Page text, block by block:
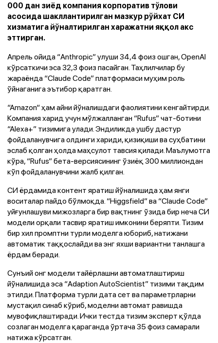
000 дан зиёд компания корпоратив тўлови
асосида шакллантирилган мазкур рўйхат СИ
хизматига йўналтирилган харажатни яққол акс
эттирган.
Апрель ойида “Anthropic” улуши 34,4 фоиз ошган, ОpenAI
кўрсаткичи эса 32,3 фоиз пасайган. Таҳлилчилар бу
жараёнда “Claude Code” платформаси муҳим роль
ўйнаганига эътибор қаратган.
“Аmazon“ ҳам айни йўналишдаги фаолиятини кенгайтирди.
Компания харид учун мўлжалланган “Rufus” чат-ботини
“Аlexa+” тизимига улади. Эндиликда ушбу дастур
фойдаланувчига олдинги хариди, қизиқиши ва суҳбатини
эслаб қолган ҳолда маҳсулот тавсия қилади. Маълумотга
кўра, “Rufus” бета-версиясининг ўзиёқ 300 миллиондан
кўп фойдаланувчини жалб қилган.
CИ ёрдамида контент яратиш йўналишида ҳам янги
воситалар пайдо бўлмоқда. “Higgsfield” ва “Claude Code”
уйғунлашуви мижозларга бир вақтнинг ўзида бир неча CИ
модели орқали тасвир яратиш имконини беряпти. Тизим
бир хил промптни турли моделга юбориб, натижани
автоматик таққослайди ва энг яхши вариантни танлашга
ёрдам беради.
Сунъий онг модели тайёрлашни автоматлаштириш
йўналишида эса “Adaption AutoScientist” тизими тақдим
этилди. Платформа турли дата сет ва параметрларни
мустақил синаб кўриб, моделни автомат равишда
мувофиқлаштиради. Ички тестда тизим эксперт қўлда
созлаган моделга қараганда ўртача 35 фоиз самарали
натижа кўрсатган.